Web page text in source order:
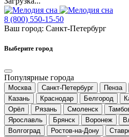
8 (800) 550-15-50
Ваш город: Санкт-Петербург
Выберите город
Популярные города
Москва Санкт-Петербург Пенза
Казань
Краснодар Белгород
Орёл
Рязань Смоленск
Ярославль
Брянск Воронеж
Волгоград
Ростов-на-Дону